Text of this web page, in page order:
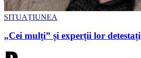
SITUAȚIUNEA
„Cei mulți” și experții lor detestați